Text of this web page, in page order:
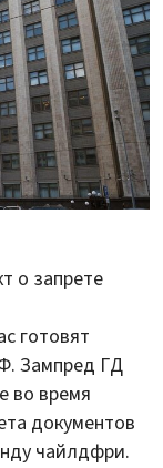
о запрете
готовят
Зампред ГД
во время
документов
чайлдфри.